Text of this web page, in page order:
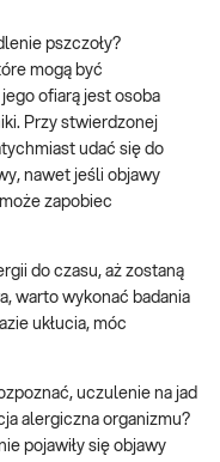
pszczoły?
mogą być
ofiarą jest osoba
Przy stwierdzonej
udać się do
nawet jeśli objawy
zapobiec
do czasu, aż zostaną
warto wykonać badania
ukłucia, móc
uczulenie na jad
alergiczna organizmu?
pojawiły się objawy